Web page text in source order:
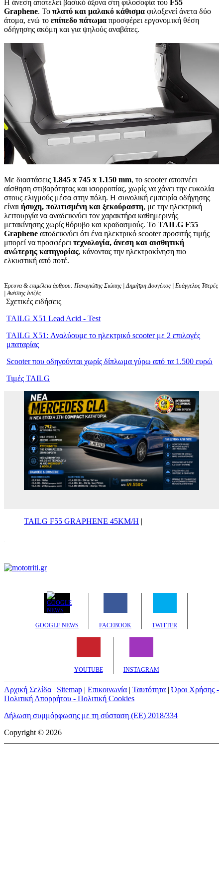
Η άνεση αποτελεί βασικό άξονα στη φιλοσοφία του F55
Graphene. Το πλατύ και μαλακό κάθισμα φιλοξενεί άνετα δύο
άτομα, ενώ το επίπεδο πάτωμα προσφέρει εργονομική θέση
οδήγησης ακόμη και για ψηλούς αναβάτες.
Με διαστάσεις 1.845 x 745 x 1.150 mm, το scooter αποπνέει
αίσθηση στιβαρότητας και ισορροπίας, χωρίς να χάνει την ευκολία
στους ελιγμούς μέσα στην πόλη. Η συνολική εμπειρία οδήγησης
είναι ήσυχη, πολιτισμένη και ξεκούραστη, με την ηλεκτρική
λειτουργία να αναδεικνύει τον χαρακτήρα καθημερινής
μετακίνησης χωρίς θόρυβο και κραδασμούς. Το TAILG F55
Graphene αποδεικνύει ότι ένα ηλεκτρικό scooter προσιτής τιμής
μπορεί να προσφέρει τεχνολογία, άνεση και αισθητική
ανώτερης κατηγορίας, κάνοντας την ηλεκτροκίνηση πιο
ελκυστική από ποτέ.
Έρευνα & επιμέλεια άρθρου: Παναγιώτης Σιώπης | Δημήτρη Δουγέκος | Ευάγγελος Τσερές
| Ανέστης Ιντζές
Σχετικές ειδήσεις
TAILG X51 Lead Acid - Test
TAILG X51: Αναλύουμε το ηλεκτρικό scooter με 2 επιλογές
μπαταρίας
Scooter που οδηγούνται χωρίς δίπλωμα γύρω από τα 1.500 ευρώ
Τιμές TAILG
TAILG F55 GRAPHENE 45KM/H |
GOOGLE NEWS FACEBOOK TWITTER
YOUTUBE INSTAGRAM
Αρχική Σελίδα | Sitemap | Επικοινωνία | Ταυτότητα |Όροι Χρήσης -
Πολιτική Απορρήτου - Πολιτική Cookies
Δήλωση συμμόρφωσης με τη σύσταση (ΕΕ) 2018/334
Copyright © 2026